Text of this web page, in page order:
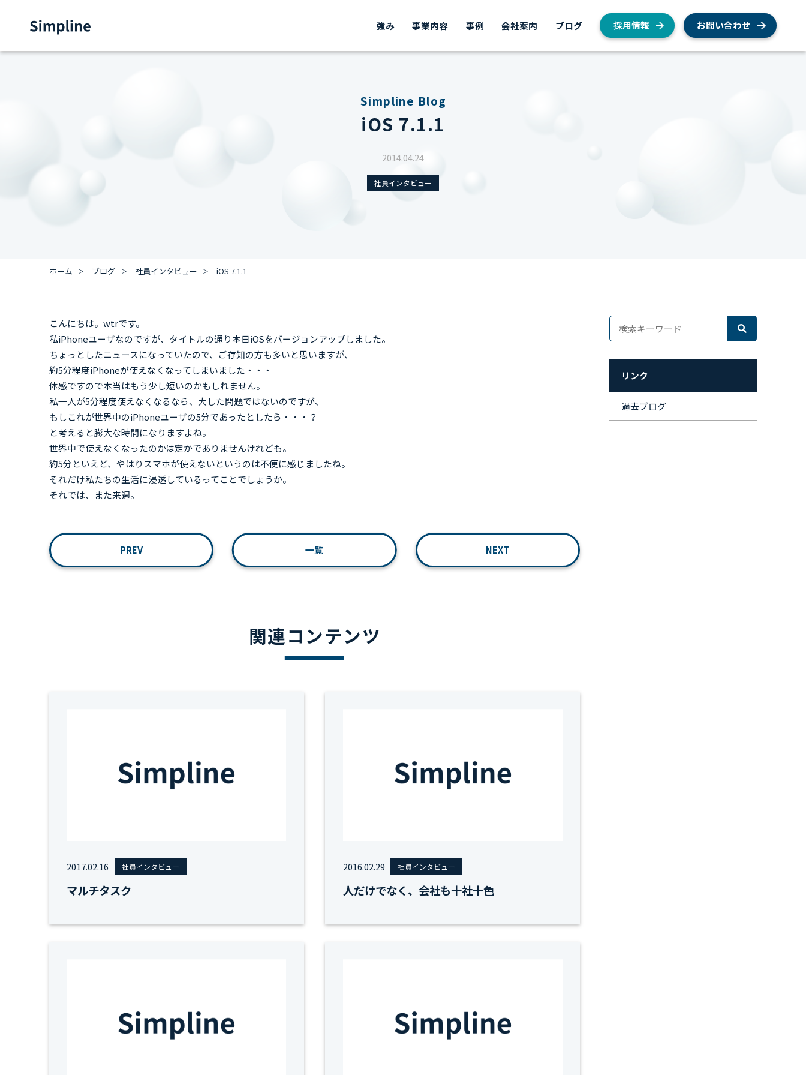
強み 事業内容 事例 会社案内 ブログ 採用情報 お問い合わせ
Simpline Blog
iOS 7.1.1
2014.04.24
社員インタビュー
ホーム ブログ 社員インタビュー iOS 7.1.1
こんにちは。wtrです。
私iPhoneユーザなのですが、タイトルの通り本日iOSをバージョンアップしました。
ちょっとしたニュースになっていたので、ご存知の方も多いと思いますが、
約5分程度iPhoneが使えなくなってしまいました・・・
体感ですので本当はもう少し短いのかもしれません。
私一人が5分程度使えなくなるなら、大した問題ではないのですが、
もしこれが世界中のiPhoneユーザの5分であったとしたら・・・？
と考えると膨大な時間になりますよね。
世界中で使えなくなったのかは定かでありませんけれども。
約5分といえど、やはりスマホが使えないというのは不便に感じましたね。
それだけ私たちの生活に浸透しているってことでしょうか。
それでは、また来週。
PREV 一覧 NEXT
関連コンテンツ
2017.02.16 社員インタビュー
マルチタスク
2016.02.29 社員インタビュー
人だけでなく、会社も十社十色
リンク
過去ブログ